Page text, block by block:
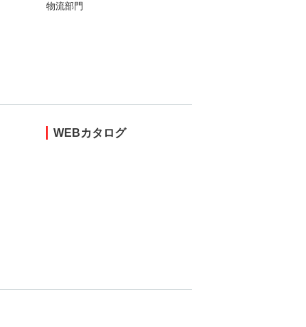
物流部門
WEBカタログ